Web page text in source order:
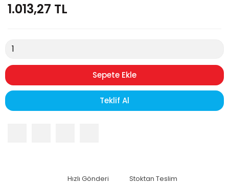
1.013,27 TL
Sepete Ekle
Teklif Al
Hızlı Gönderi
Stoktan Teslim